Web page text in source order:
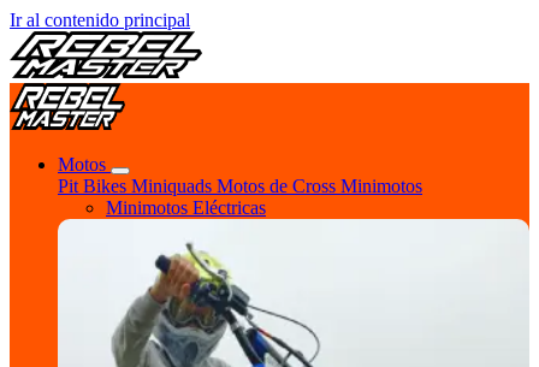
Ir al contenido principal
Motos
Pit Bikes Miniquads Motos de Cross Minimotos
Minimotos Eléctricas